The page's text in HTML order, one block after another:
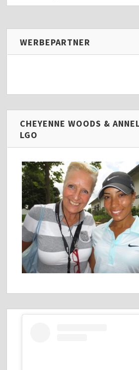
WERBEPARTNER
CHEYENNE WOODS &
LGO